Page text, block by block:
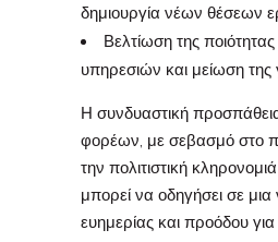
δημιουργία νέων θέσεων
Βελτίωση της
υπηρεσιών και μείωση της
Η συνδυαστική
φορέων, με σεβασμό στο
την πολιτιστική
μπορεί να οδηγήσει σε
ευημερίας και προόδου